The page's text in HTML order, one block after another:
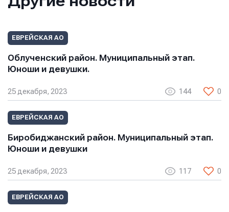
ЕВРЕЙСКАЯ АО
Облученский район. Муниципальный этап.
Юноши и девушки.
25 декабря, 2023 144 0
ЕВРЕЙСКАЯ АО
Биробиджанский район. Муниципальный этап.
Юноши и девушки
25 декабря, 2023 117 0
ЕВРЕЙСКАЯ АО